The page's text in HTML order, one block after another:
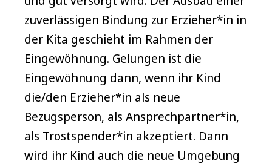
zuverlässigen Bindung zur Erzieher*in in
der Kita geschieht im Rahmen der
Eingewöhnung. Gelungen ist die
Eingewöhnung dann, wenn ihr Kind
die/den Erzieher*in als neue
Bezugsperson, als Ansprechpartner*in,
als Trostspender*in akzeptiert. Dann
wird ihr Kind auch die neue Umgebung